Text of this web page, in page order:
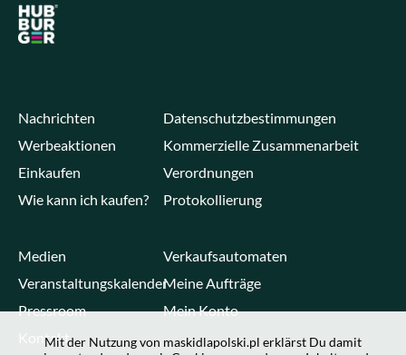
Nachrichten
Werbeaktionen
Einkaufen
Wie kann ich kaufen?
Datenschutzbestimmungen
Kommerzielle Zusammenarbeit
Verordnungen
Protokollierung
Medien
Veranstaltungskalender
Pressroom
Kontakt
Verkaufsautomaten
Meine Aufträge
Mein Konto
Mit der Nutzung von maskidlapolski.pl erklärst Du damit